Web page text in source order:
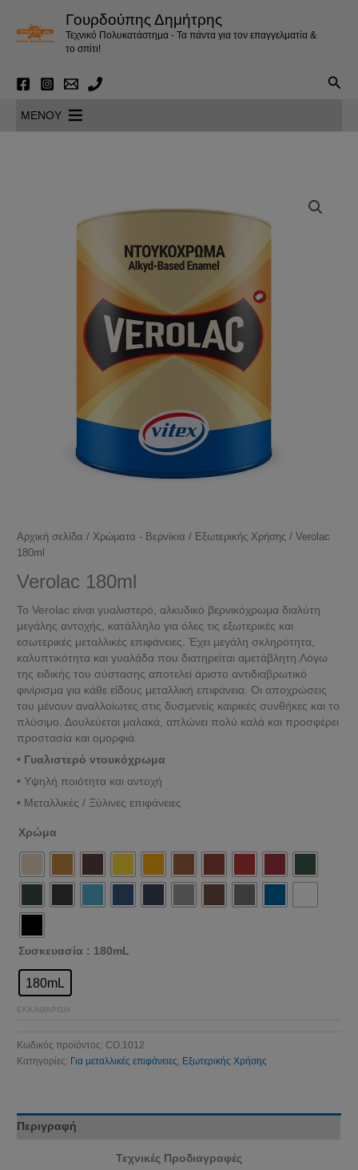
περιεχόμενο
Γουρδούπης Δημήτρης
Τεχνικό Πολυκατάστημα - Τα πάντα για τον επαγγελματία &
το σπίτι!
MENOY
Αρχική σελίδα / Χρώματα - Βερνίκια / Εξωτερικής Χρήσης / Verolac
180ml
Verolac 180ml
Το Verolac είναι γυαλιστερό, αλκυδικό βερνικόχρωμα διαλύτη
μεγάλης αντοχής, κατάλληλο για όλες τις εξωτερικές και
εσωτερικές μεταλλικές επιφάνειες. Έχει μεγάλη σκληρότητα,
καλυπτικότητα και γυαλάδα που διατηρείται αμετάβλητη.Λόγω
της ειδικής του σύστασης αποτελεί άριστο αντιδιαβρωτικό
φινίρισμα για κάθε είδους μεταλλική επιφάνεια. Οι αποχρώσεις
του μένουν αναλλοίωτες στις δυσμενείς καιρικές συνθήκες και το
πλύσιμο. Δουλεύεται μαλακά, απλώνει πολύ καλά και προσφέρει
προστασία και ομορφιά.
• Γυαλιστερό ντουκόχρωμα
• Υψηλή ποιότητα και αντοχή
• Μεταλλικές / Ξύλινες επιφάνειες
Χρώμα
Συσκευασία : 180mL
180mL
ΕΚΚΑΘΆΡΙΣΗ
Κωδικός προϊόντος: CO.1012
Κατηγορίες: Για μεταλλικές επιφάνειες, Εξωτερικής Χρήσης
Περιγραφή
Τεχνικές Προδιαγραφές